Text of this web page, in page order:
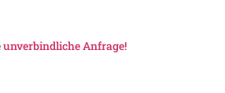
unverbindliche Anfrage!